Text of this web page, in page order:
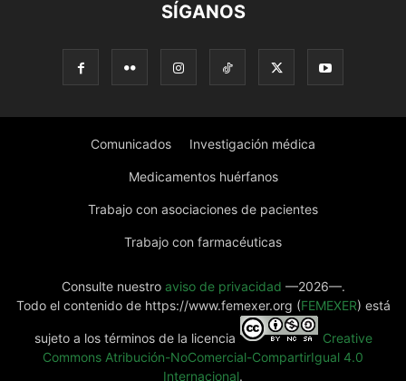
SÍGANOS
Comunicados Investigación médica
Medicamentos huérfanos
Trabajo con asociaciones de pacientes
Trabajo con farmacéuticas
Consulte nuestro aviso de privacidad —2026—.
Todo el contenido de https://www.femexer.org (FEMEXER) está
sujeto a los términos de la licencia
Creative
Commons Atribución-NoComercial-CompartirIgual 4.0
Internacional.